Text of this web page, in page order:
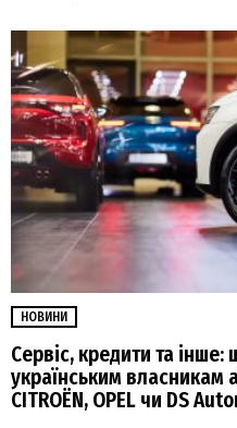
НОВИНИ
Сервіс, кредити та інше:
українським власникам
CITROËN, OPEL чи DS